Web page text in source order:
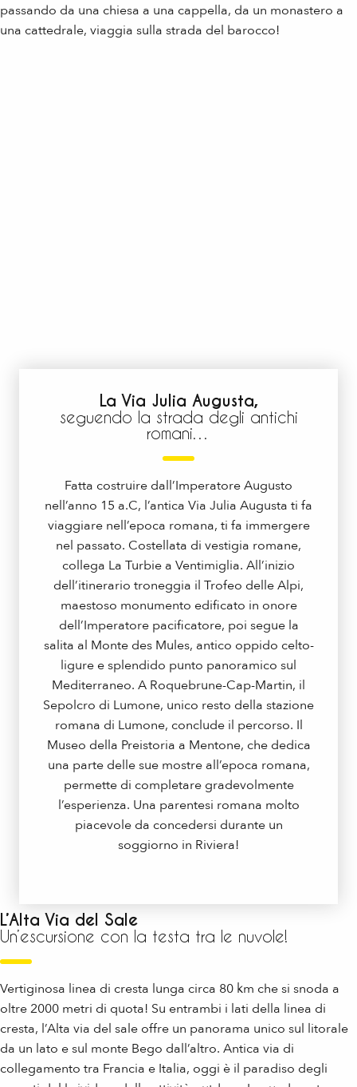
passando da una chiesa a una cappella, da un monastero a
una cattedrale, viaggia sulla strada del barocco!
La Via Julia Augusta,
seguendo la strada degli antichi
romani…
Fatta costruire dall’Imperatore Augusto
nell’anno 15 a.C, l’antica Via Julia Augusta ti fa
viaggiare nell’epoca romana, ti fa immergere
nel passato. Costellata di vestigia romane,
collega La Turbie a Ventimiglia. All’inizio
dell’itinerario troneggia il Trofeo delle Alpi,
maestoso monumento edificato in onore
dell’Imperatore pacificatore, poi segue la
salita al Monte des Mules, antico oppido celto-
ligure e splendido punto panoramico sul
Mediterraneo. A Roquebrune-Cap-Martin, il
Sepolcro di Lumone, unico resto della stazione
romana di Lumone, conclude il percorso. Il
Museo della Preistoria a Mentone, che dedica
una parte delle sue mostre all’epoca romana,
permette di completare gradevolmente
l’esperienza. Una parentesi romana molto
piacevole da concedersi durante un
soggiorno in Riviera!
L’Alta Via del Sale
Un’escursione con la testa tra le nuvole!
Vertiginosa linea di cresta lunga circa 80 km che si snoda a
oltre 2000 metri di quota! Su entrambi i lati della linea di
cresta, l’Alta via del sale offre un panorama unico sul litorale
da un lato e sul monte Bego dall’altro. Antica via di
collegamento tra Francia e Italia, oggi è il paradiso degli